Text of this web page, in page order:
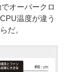
オーバークロ
温度が違う
だ。